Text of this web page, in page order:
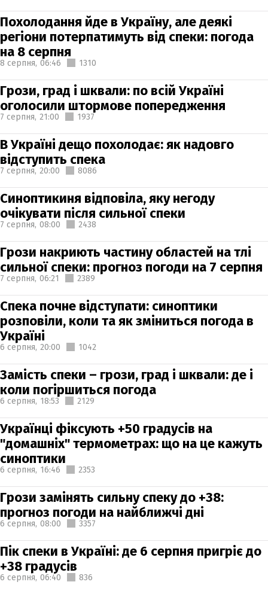
Похолодання йде в Україну, але деякі
регіони потерпатимуть від спеки: погода
на 8 серпня
8 серпня, 06:46 1310
Грози, град і шквали: по всій Україні
оголосили штормове попередження
7 серпня, 21:00 1937
В Україні дещо похолодає: як надовго
відступить спека
7 серпня, 20:00 8086
Синоптикиня відповіла, яку негоду
очікувати після сильної спеки
7 серпня, 08:00 2438
Грози накриють частину областей на тлі
сильної спеки: прогноз погоди на 7 серпня
7 серпня, 06:21 2389
Спека почне відступати: синоптики
розповіли, коли та як зміниться погода в
Україні
6 серпня, 20:00 1042
Замість спеки – грози, град і шквали: де і
коли погіршиться погода
6 серпня, 18:53 2129
Українці фіксують +50 градусів на
"домашніх" термометрах: що на це кажуть
синоптики
6 серпня, 16:46 2353
Грози замінять сильну спеку до +38:
прогноз погоди на найближчі дні
6 серпня, 08:00 3357
Пік спеки в Україні: де 6 серпня пригріє до
+38 градусів
6 серпня, 06:40 836